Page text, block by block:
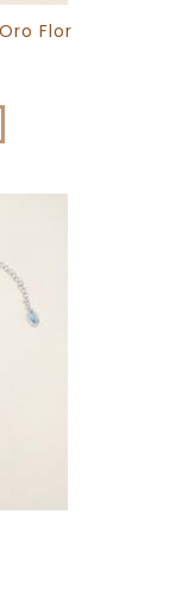
Flor